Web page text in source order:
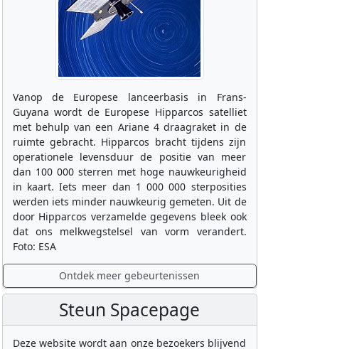
Vanop de Europese lanceerbasis in Frans-
Guyana wordt de Europese Hipparcos satelliet
met behulp van een Ariane 4 draagraket in de
ruimte gebracht. Hipparcos bracht tijdens zijn
operationele levensduur de positie van meer
dan 100 000 sterren met hoge nauwkeurigheid
in kaart. Iets meer dan 1 000 000 sterposities
werden iets minder nauwkeurig gemeten. Uit de
door Hipparcos verzamelde gegevens bleek ook
dat ons melkwegstelsel van vorm verandert.
Foto: ESA
Ontdek meer gebeurtenissen
Steun Spacepage
Deze website wordt aan onze bezoekers blijvend